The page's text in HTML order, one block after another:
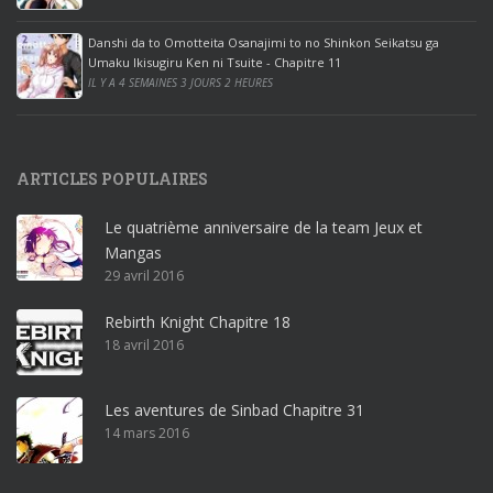
e
2
0
1
r
o
ff
i
c
e
3
r
Danshi da to Omotteita Osanajimi to no Shinkon Seikatsu ga
Umaku Ikisugiru Ken ni Tsuite - Chapitre 11
IL Y A 4 SEMAINES 3 JOURS 2 HEURES
ARTICLES POPULAIRES
Le quatrième anniversaire de la team Jeux et
Mangas
29 avril 2016
Rebirth Knight Chapitre 18
18 avril 2016
Les aventures de Sinbad Chapitre 31
14 mars 2016